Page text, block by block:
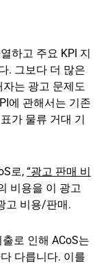
하고 주요 KPI 지
. 그보다 더 많은
는 광고 문제도
에 관해서는 기존
가 물류 거대 기
로, “광고 판매 비
비용을 이 광고
고 비용/판매.
로 인해 ACoS는
다릅니다. 이를